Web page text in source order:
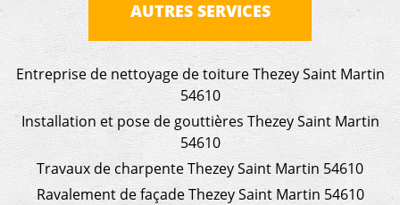
AUTRES SERVICES
Entreprise de nettoyage de toiture Thezey Saint Martin
54610
Installation et pose de gouttières Thezey Saint Martin
54610
Travaux de charpente Thezey Saint Martin 54610
Ravalement de façade Thezey Saint Martin 54610